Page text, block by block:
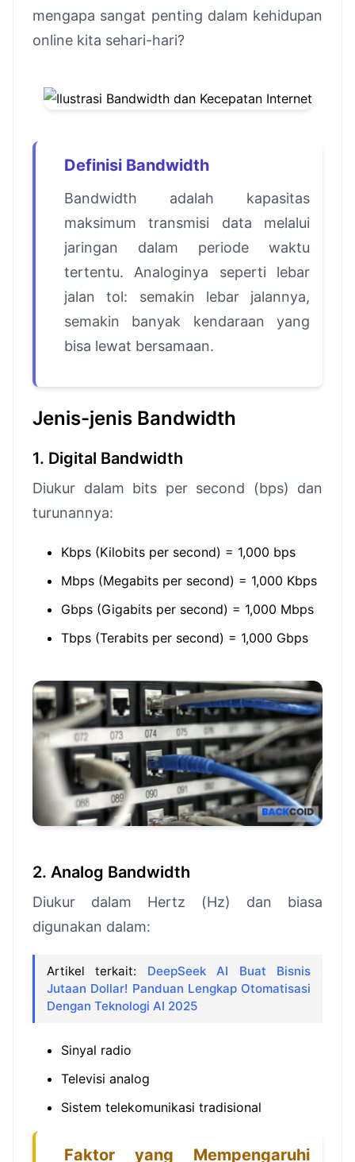
mengapa sangat penting dalam kehidupan
online kita sehari-hari?
Definisi Bandwidth
Bandwidth adalah kapasitas
maksimum transmisi data melalui
jaringan dalam periode waktu
tertentu. Analoginya seperti lebar
jalan tol: semakin lebar jalannya,
semakin banyak kendaraan yang
bisa lewat bersamaan.
Jenis-jenis Bandwidth
1. Digital Bandwidth
Diukur dalam bits per second (bps) dan
turunannya:
Kbps (Kilobits per second) = 1,000 bps
Mbps (Megabits per second) = 1,000 Kbps
Gbps (Gigabits per second) = 1,000 Mbps
Tbps (Terabits per second) = 1,000 Gbps
2. Analog Bandwidth
Diukur dalam Hertz (Hz) dan biasa
digunakan dalam:
Artikel terkait: DeepSeek AI Buat Bisnis
Jutaan Dollar! Panduan Lengkap Otomatisasi
Dengan Teknologi AI 2025
Sinyal radio
Televisi analog
Sistem telekomunikasi tradisional
Faktor yang Mempengaruhi